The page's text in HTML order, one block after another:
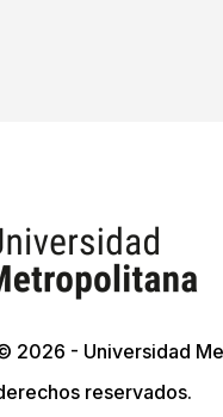
2026 - Universidad
reservados.